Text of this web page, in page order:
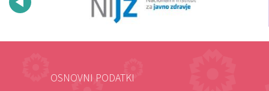
OSNOVNI PODATKI